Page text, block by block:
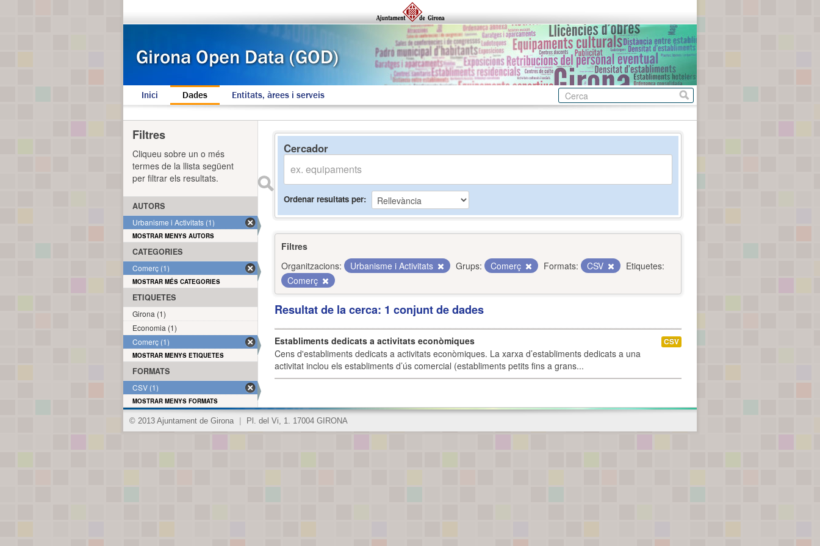
Inici Dades Entitats, àrees i serveis
Cercador
Ordenar resultats per
Filtres
Organitzacions:
Urbanisme i Activitats Grups: Comerç Formats: CSV
Etiquetes:
Comerç
Resultat de la cerca: 1 conjunt de dades
Establiments dedicats a activitats econòmiques
Cens d'establiments dedicats a activitats econòmiques. La xarxa d’establiments dedicats a una
activitat inclou els establiments d’ús comercial (establiments petits fins a grans...
CSV
Filtres
Cliqueu sobre un o més
termes de la llista següent
per filtrar els resultats.
AUTORS
Urbanisme i Activitats (1)
MOSTRAR MENYS AUTORS
CATEGORIES
Comerç (1)
MOSTRAR MÉS CATEGORIES
ETIQUETES
Girona (1)
Economia (1)
Comerç (1)
MOSTRAR MENYS ETIQUETES
FORMATS
CSV (1)
MOSTRAR MENYS FORMATS
© 2013 Ajuntament de Girona Pl. del Vi, 1. 17004 GIRONA